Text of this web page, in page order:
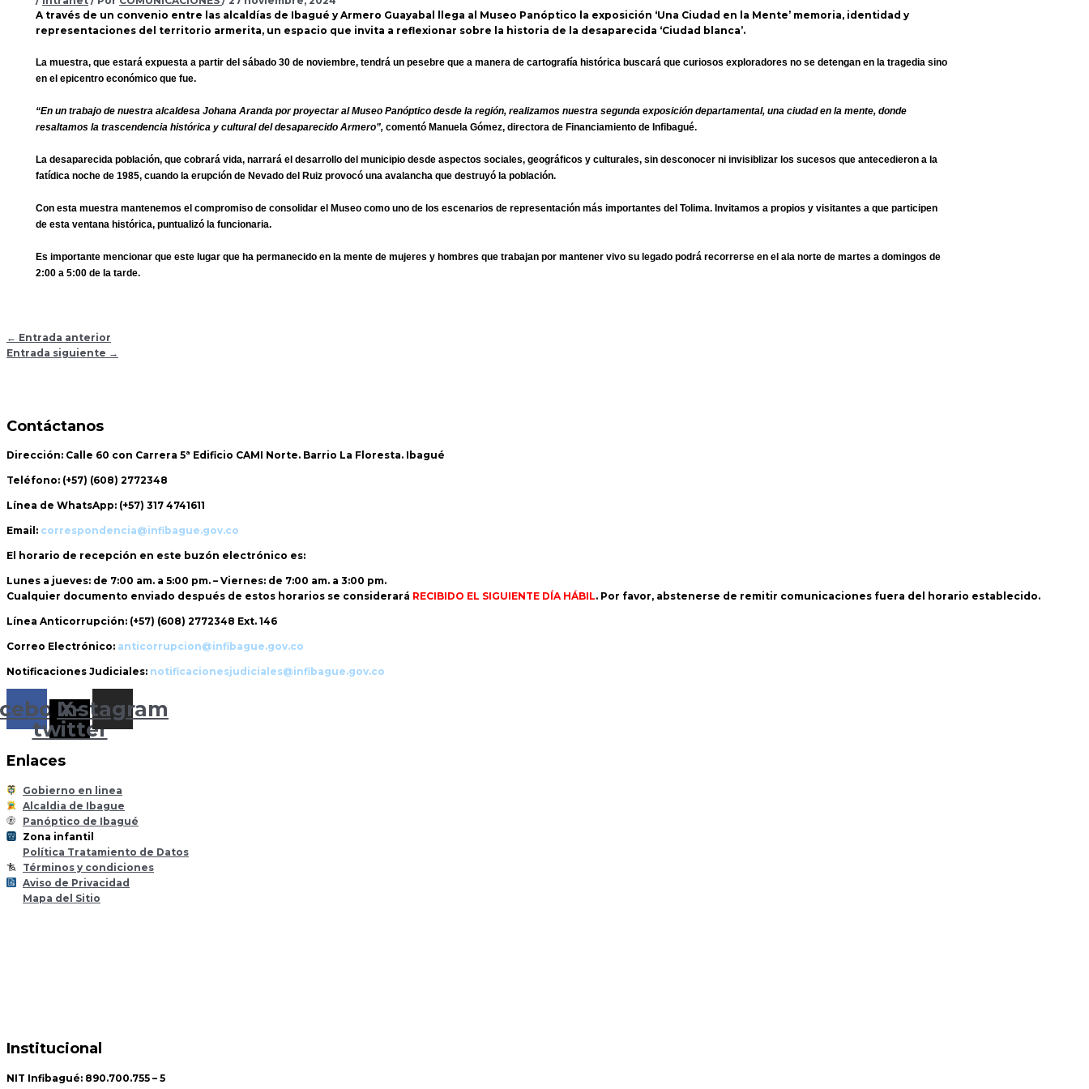
A través de un convenio entre las alcaldías de Ibagué y Armero Guayabal llega al Museo Panóptico la exposición ‘Una Ciudad en la Mente’ memoria, identidad y
representaciones del territorio armerita, un espacio que invita a reflexionar sobre la historia de la desaparecida ‘Ciudad blanca’.
La muestra, que estará expuesta a partir del sábado 30 de noviembre, tendrá un pesebre que a manera de cartografía histórica buscará que curiosos exploradores no se detengan en la tragedia sino
en el epicentro económico que fue.
“En un trabajo de nuestra alcaldesa Johana Aranda por proyectar al Museo Panóptico desde la región, realizamos nuestra segunda exposición departamental, una ciudad en la mente, donde
resaltamos la trascendencia histórica y cultural del desaparecido Armero”, comentó Manuela Gómez, directora de Financiamiento de Infibagué.
La desaparecida población, que cobrará vida, narrará el desarrollo del municipio desde aspectos sociales, geográficos y culturales, sin desconocer ni invisiblizar los sucesos que antecedieron a la
fatídica noche de 1985, cuando la erupción de Nevado del Ruiz provocó una avalancha que destruyó la población.
Con esta muestra mantenemos el compromiso de consolidar el Museo como uno de los escenarios de representación más importantes del Tolima. Invitamos a propios y visitantes a que participen
de esta ventana histórica, puntualizó la funcionaria.
Es importante mencionar que este lugar que ha permanecido en la mente de mujeres y hombres que trabajan por mantener vivo su legado podrá recorrerse en el ala norte de martes a domingos de
2:00 a 5:00 de la tarde.
← Entrada anterior
Entrada siguiente →
Contáctanos
Dirección: Calle 60 con Carrera 5ª Edificio CAMI Norte. Barrio La Floresta. Ibagué
Teléfono: (+57) (608) 2772348
Línea de WhatsApp: (+57) 317 4741611
Email: correspondencia@infibague.gov.co
El horario de recepción en este buzón electrónico es:
Lunes a jueves: de 7:00 am. a 5:00 pm. – Viernes: de 7:00 am. a 3:00 pm.
Cualquier documento enviado después de estos horarios se considerará RECIBIDO EL SIGUIENTE DÍA HÁBIL. Por favor, abstenerse de remitir comunicaciones fuera del horario establecido.
Línea Anticorrupción: (+57) (608) 2772348 Ext. 146
Correo Electrónico: anticorrupcion@infibague.gov.co
Notificaciones Judiciales: notificacionesjudiciales@infibague.gov.co
X-
twitter
Instagram
Enlaces
Gobierno en linea
Alcaldia de Ibague
Panóptico de Ibagué
Zona infantil
Política Tratamiento de Datos
Términos y condiciones
Aviso de Privacidad
Mapa del Sitio
Institucional
NIT Infibagué: 890.700.755 – 5